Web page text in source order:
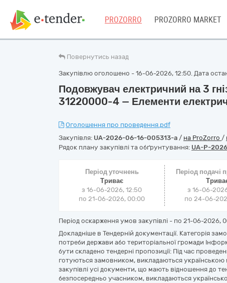
PROZORRO PROZORRO MARKET
Повернутись назад
Закупівлю оголошено - 16-06-2026, 12:50. Дата
Подовжувач електричний на 3
31220000-4 — Елементи
Оголошення про проведення.pdf
Закупівля: UA-2026-06-16-005313-a / на ProZorro /
Рядок плану закупівлі та обґрунтування: UA-P-
Період уточнень
Триває
з 16-06-2026, 12:50
по 21-06-2026, 00:00
Період подачі
з 16-06-
по 24-06-
Період оскарження умов закупівлі - по 21-06-2026,
Докладніше в Тендерній документації. Категорія
потреби держави або територіальної громади
бути складено тендерні пропозиції: Під час
готуються замовником, викладаються
закупівлі усі документи, що мають відношення до
безпосередньо учасником, викладаються